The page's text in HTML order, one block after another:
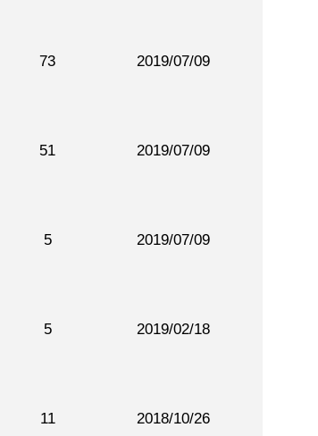
73 2019/07/09
51 2019/07/09
5 2019/07/09
5 2019/02/18
11 2018/10/26